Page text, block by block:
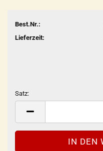
Best.Nr.:
Lieferzeit:
Satz:
Satz